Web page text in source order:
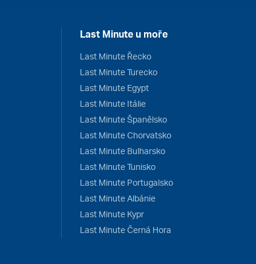
Last Minute u moře
Last Minute Řecko
Last Minute Turecko
Last Minute Egypt
Last Minute Itálie
Last Minute Španělsko
Last Minute Chorvatsko
Last Minute Bulharsko
Last Minute Tunisko
Last Minute Portugalsko
Last Minute Albánie
Last Minute Kypr
Last Minute Černá Hora